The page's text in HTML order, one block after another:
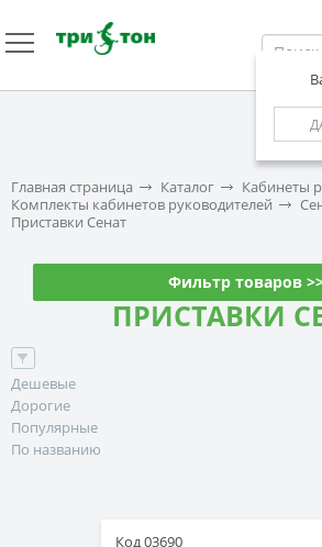
Главная страница Каталог
Кабинеты
Комплекты кабинетов руководителей
Приставки Сенат
Фильтр товаров
ПРИСТАВКИ
Дешевые
Дорогие
Популярные
По названию
Код 03690